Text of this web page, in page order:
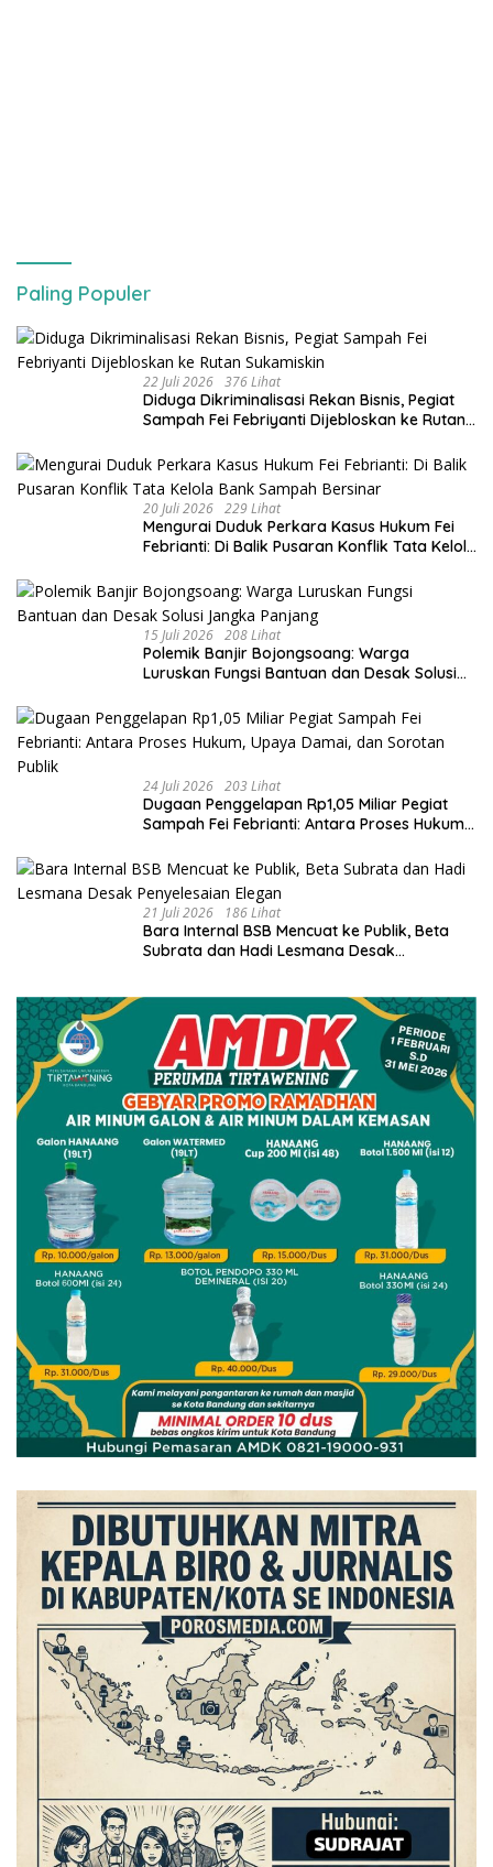
Paling Populer
22 Juli 2026 376 Lihat
Diduga Dikriminalisasi Rekan Bisnis, Pegiat
Sampah Fei Febriyanti Dijebloskan ke Rutan
20 Juli 2026 229 Lihat
​Mengurai Duduk Perkara Kasus Hukum Fei
Febrianti: Di Balik Pusaran Konflik Tata Kelola
15 Juli 2026 208 Lihat
Polemik Banjir Bojongsoang: Warga
Luruskan Fungsi Bantuan dan Desak Solusi
24 Juli 2026 203 Lihat
Dugaan Penggelapan Rp1,05 Miliar Pegiat
Sampah Fei Febrianti: Antara Proses Hukum,
21 Juli 2026 186 Lihat
Bara Internal BSB Mencuat ke Publik, Beta
Subrata dan Hadi Lesmana Desak